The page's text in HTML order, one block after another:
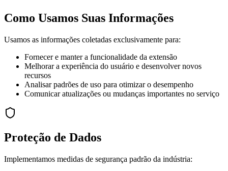
Como Usamos Suas Informações
Usamos as informações coletadas exclusivamente para:
Fornecer e manter a funcionalidade da extensão
Melhorar a experiência do usuário e desenvolver novos
recursos
Analisar padrões de uso para otimizar o desempenho
Comunicar atualizações ou mudanças importantes no serviço
Proteção de Dados
Implementamos medidas de segurança padrão da indústria: